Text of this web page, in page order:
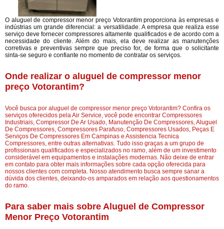
O aluguel de compressor menor preço Votorantim proporciona às empresas e
indústrias um grande diferencial: a versatilidade. A empresa que realiza esse
serviço deve fornecer compressores altamente qualificados e de acordo com a
necessidade do cliente. Além do mais, ela deve realizar as manutenções
corretivas e preventivas sempre que preciso for, de forma que o solicitante
sinta-se seguro e confiante no momento de contratar os serviços.
Onde realizar o aluguel de compressor menor
preço Votorantim?
Você busca por aluguel de compressor menor preço Votorantim? Confira os
serviços oferecidos pela Air Service, você pode encontrar Compressores
Industriais, Compressor De Ar Usado, Manutenção De Compressores, Aluguel
De Compressores, Compressores Parafuso, Compressores Usados, Peças E
Serviços De Compressores Em Campinas e Assistencia Tecnica
Compressores, entre outras alternativas. Tudo isso graças a um grupo de
profissionais qualificados e especializados no ramo, além de um investimento
considerável em equipamentos e instalações modernas. Não deixe de entrar
em contato para obter mais informações sobre cada opção oferecida para
nossos clientes com completa. Nosso atendimento busca sempre sanar a
dúvida dos clientes, deixando-os amparados em relação aos questionamentos
do ramo.
Para saber mais sobre Aluguel de Compressor
Menor Preço Votorantim